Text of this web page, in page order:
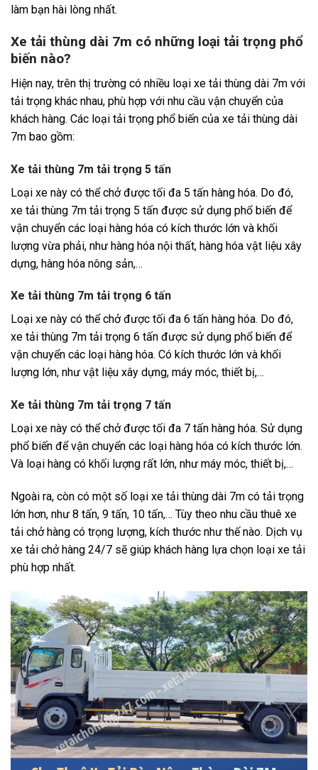
làm bạn hài lòng nhất.
Xe tải thùng dài 7m có những loại tải trọng phổ
biến nào?
Hiện nay, trên thị trường có nhiều loại xe tải thùng dài 7m với
tải trọng khác nhau, phù hợp với nhu cầu vận chuyển của
khách hàng. Các loại tải trọng phổ biến của xe tải thùng dài
7m bao gồm:
Xe tải thùng 7m tải trọng 5 tấn
Loại xe này có thể chở được tối đa 5 tấn hàng hóa. Do đó,
xe tải thùng 7m tải trọng 5 tấn được sử dụng phổ biến để
vận chuyển các loại hàng hóa có kích thước lớn và khối
lượng vừa phải, như hàng hóa nội thất, hàng hóa vật liệu xây
dựng, hàng hóa nông sản,…
Xe tải thùng 7m tải trọng 6 tấn
Loại xe này có thể chở được tối đa 6 tấn hàng hóa. Do đó,
xe tải thùng 7m tải trọng 6 tấn được sử dụng phổ biến để
vận chuyển các loại hàng hóa. Có kích thước lớn và khối
lượng lớn, như vật liệu xây dựng, máy móc, thiết bị,…
Xe tải thùng 7m tải trọng 7 tấn
Loại xe này có thể chở được tối đa 7 tấn hàng hóa. Sử dụng
phổ biến để vận chuyển các loại hàng hóa có kích thước lớn.
Và loại hàng có khối lượng rất lớn, như máy móc, thiết bị,…
Ngoài ra, còn có một số loại xe tải thùng dài 7m có tải trọng
lớn hơn, như 8 tấn, 9 tấn, 10 tấn,… Tùy theo nhu cầu thuê xe
tải chở hàng có trọng lượng, kích thước như thế nào. Dịch vụ
xe tải chở hàng 24/7 sẽ giúp khách hàng lựa chọn loại xe tải
phù hợp nhất.